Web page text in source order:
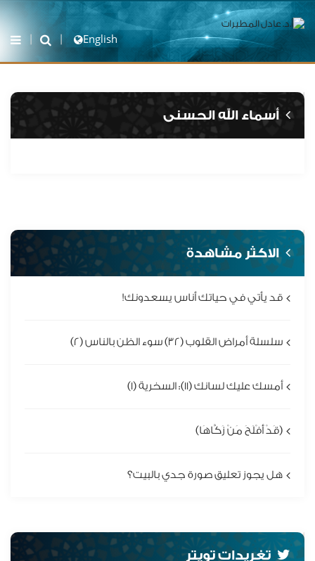
English
أسماء الله الحسنى
الاكثر مشاهدة
قد يأتي في حياتك أناس يسعدونك!
سلسلة أمراض القلوب (32) سوء الظن بالناس (2)
أمسك عليك لسانك (11): السخرية (1)
(قَدْ أَفْلَحَ مَنْ زَكَّاهَا)
هل يجوز تعليق صورة جدي بالبيت؟
تغريدات تويتر